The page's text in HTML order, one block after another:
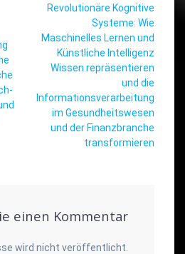
Nächster
Revolutionäre Kognitive
Systeme: Wie
Maschinelles Lernen und
Künstliche Intelligenz
Wissen repräsentieren
und die
Informationsverarbeitung
im Gesundheitswesen
und der Finanzbranche
transformieren
einen Kommentar
wird nicht veröffentlicht.